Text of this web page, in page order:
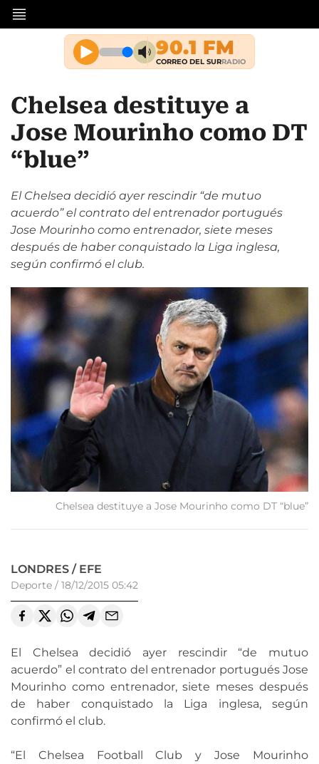
Chelsea destituye a
Jose Mourinho como DT
“blue”
El Chelsea decidió ayer rescindir “de mutuo
acuerdo” el contrato del entrenador portugués
Jose Mourinho como entrenador, siete meses
después de haber conquistado la Liga inglesa,
según confirmó el club.
Chelsea destituye a Jose Mourinho como DT “blue”
LONDRES / EFE
Deporte / 18/12/2015 05:42
El Chelsea decidió ayer rescindir “de mutuo
acuerdo” el contrato del entrenador portugués Jose
Mourinho como entrenador, siete meses después
de haber conquistado la Liga inglesa, según
confirmó el club.
“El Chelsea Football Club y Jose Mourinho